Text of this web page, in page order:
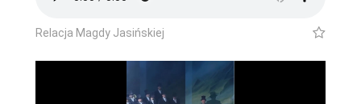
Relacja Magdy Jasińskiej